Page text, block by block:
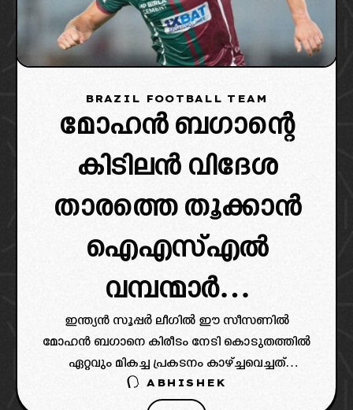
BRAZIL FOOTBALL TEAM
മോഹൻ ബഗാന്റെ
കിടിലൻ വിദേശ
താരത്തെ തൂക്കാൻ
ഐഎസ്എൽ
വമ്പന്മാർ…
ഇന്ത്യൻ സൂപ്പർ ലീഗിൽ ഈ സീസണിൽ
മോഹൻ ബഗാനെ കിരീടം നേടി കൊടുതത്തിൽ
ഏറ്റവും മികച്ച പ്രകടനം കാഴ്ച്ചവെച്ചത്
പ്രതിരോധ നിരയായിരിക്കും. ഇതിൽ ഏറ്റവും
പങ്കുവഴിച്ചത് സ്കോട്ടിഷ് പ്രതിരോധ താരം ടോം
ABHISHEK